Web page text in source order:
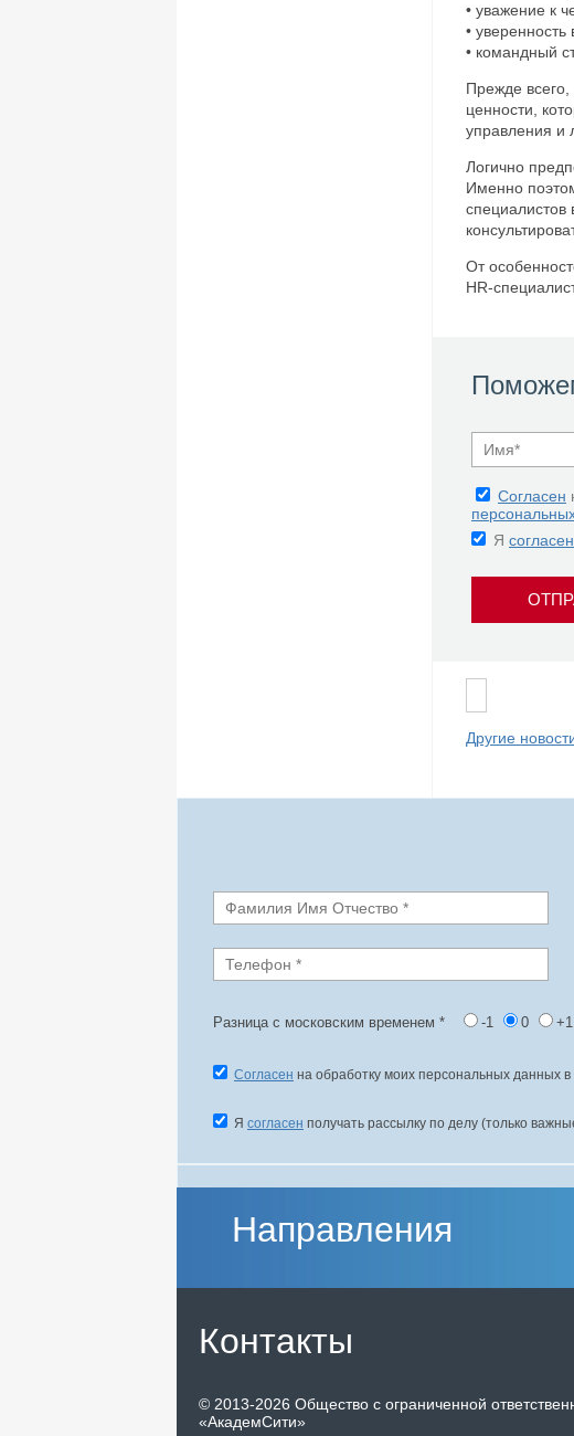
• уважение к
•
• командный
Прежде всего,
ценности,
управления и
Логично
Именно
специалистов
От
HR-
Согласен
Я согласен
Другие
Разница с московским временем * -1 0 +1
Согласен на обработку моих персональных данных в
Я согласен получать рассылку по делу (только
Направления
Контакты
© 2013-2026 Общество с ограниченной
«АкадемСити»